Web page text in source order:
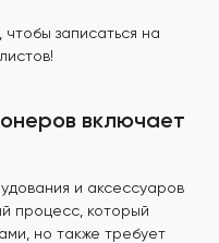
записаться на
включает
и аксессуаров
процесс, который
но также требует